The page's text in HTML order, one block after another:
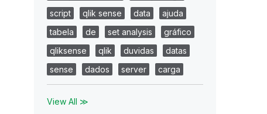
script
qlik sense data
ajuda
tabela
de set analysis
gráfico
qliksense
qlik duvidas
datas
sense
dados server carga
View All ≫